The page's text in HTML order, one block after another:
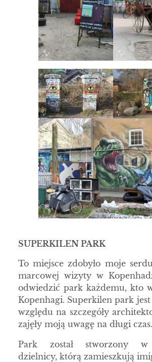
SUPERKILEN PARK
To miejsce zdobyło moje
marcowej wizyty w
odwiedzić park każdemu, kto
Kopenhagi. Superkilen park
względu na szczegóły
zajęły moją uwagę na długi czas.
Park został stworzony w
dzielnicy, którą zamieszkują